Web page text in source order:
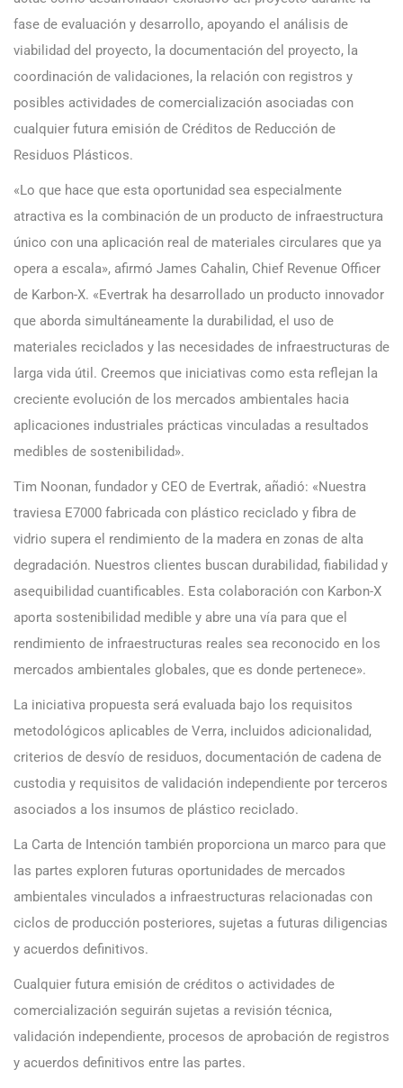
fase de evaluación y desarrollo, apoyando el análisis de
viabilidad del proyecto, la documentación del proyecto, la
coordinación de validaciones, la relación con registros y
posibles actividades de comercialización asociadas con
cualquier futura emisión de Créditos de Reducción de
Residuos Plásticos.
«Lo que hace que esta oportunidad sea especialmente
atractiva es la combinación de un producto de infraestructura
único con una aplicación real de materiales circulares que ya
opera a escala», afirmó James Cahalin, Chief Revenue Officer
de Karbon-X. «Evertrak ha desarrollado un producto innovador
que aborda simultáneamente la durabilidad, el uso de
materiales reciclados y las necesidades de infraestructuras de
larga vida útil. Creemos que iniciativas como esta reflejan la
creciente evolución de los mercados ambientales hacia
aplicaciones industriales prácticas vinculadas a resultados
medibles de sostenibilidad».
Tim Noonan, fundador y CEO de Evertrak, añadió: «Nuestra
traviesa E7000 fabricada con plástico reciclado y fibra de
vidrio supera el rendimiento de la madera en zonas de alta
degradación. Nuestros clientes buscan durabilidad, fiabilidad y
asequibilidad cuantificables. Esta colaboración con Karbon-X
aporta sostenibilidad medible y abre una vía para que el
rendimiento de infraestructuras reales sea reconocido en los
mercados ambientales globales, que es donde pertenece».
La iniciativa propuesta será evaluada bajo los requisitos
metodológicos aplicables de Verra, incluidos adicionalidad,
criterios de desvío de residuos, documentación de cadena de
custodia y requisitos de validación independiente por terceros
asociados a los insumos de plástico reciclado.
La Carta de Intención también proporciona un marco para que
las partes exploren futuras oportunidades de mercados
ambientales vinculados a infraestructuras relacionadas con
ciclos de producción posteriores, sujetas a futuras diligencias
y acuerdos definitivos.
Cualquier futura emisión de créditos o actividades de
comercialización seguirán sujetas a revisión técnica,
validación independiente, procesos de aprobación de registros
y acuerdos definitivos entre las partes.